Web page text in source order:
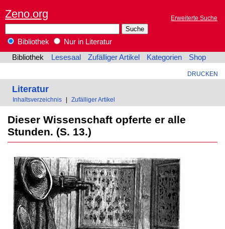
Zeno.org Erweiterte Suche
Bibliothek
Nur in Literatur
Bibliothek
Lesesaal Zufälliger Artikel Kategorien Shop
DRUCKEN
Literatur
Inhaltsverzeichnis Zufälliger Artikel
Dieser Wissenschaft opferte er alle
Stunden. (S. 13.)